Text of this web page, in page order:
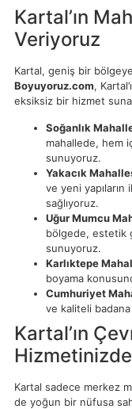
Kartal’ın
Veriyoruz
Kartal, geniş bir
Boyuyoruz.com,
eksiksiz bir hizmet
Soğanlık
mahallede, hem
sunuyoruz.
Yakacık
ve yeni
sağlıyoruz.
Uğur Mumcu
bölgede, estetik
sunuyoruz.
Karlıktepe
boyama
Cumhuriyet
ve kaliteli
Kartal’ın
Kartal sadece merkez
de yoğun bir nüfusa